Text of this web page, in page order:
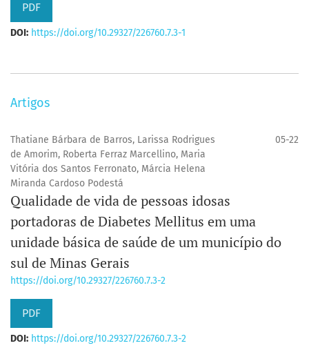
PDF
DOI: https://doi.org/10.29327/226760.7.3-1
Artigos
Thatiane Bárbara de Barros, Larissa Rodrigues
de Amorim, Roberta Ferraz Marcellino, Maria
Vitória dos Santos Ferronato, Márcia Helena
Miranda Cardoso Podestá
05-22
Qualidade de vida de pessoas idosas
portadoras de Diabetes Mellitus em uma
unidade básica de saúde de um município do
sul de Minas Gerais
https://doi.org/10.29327/226760.7.3-2
PDF
DOI: https://doi.org/10.29327/226760.7.3-2